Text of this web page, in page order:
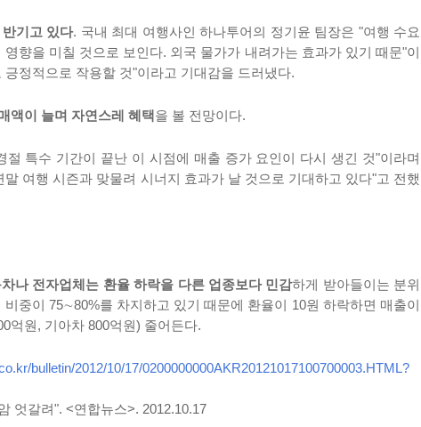
기고 있다. 국내 최대 여행사인 하나투어의 정기윤 팀장은 "여행 수요
향을 미칠 것으로 보인다. 외국 물가가 내려가는 효과가 있기 때문"이
긍정적으로 작용할 것"이라고 기대감을 드러냈다.
액이 늘며 자연스레 혜택 을 볼 전망이다.
절 특수 기간이 끝난 이 시점에 매출 증가 요인이 다시 생긴 것"이라며
여행 시즌과 맞물려 시너지 효과가 날 것으로 기대하고 있다"고 전했
나 전자업체는 환율 하락을 다른 업종보다 민감하게 받아들이는 분위
중이 75∼80%를 차지하고 있기 때문에 환율이 10원 하락하면 매출이
억원, 기아차 800억원) 줄어든다.
bulletin/2012/10/17/0200000000AKR20121017100700003.HTML?
엇갈려". <연합뉴스>. 2012.10.17